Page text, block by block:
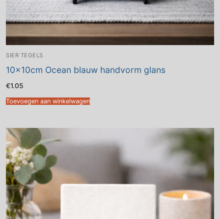
SIER TEGELS
10x10cm Ocean blauw handvorm glans
€1.05
Toevoegen aan winkelwagen